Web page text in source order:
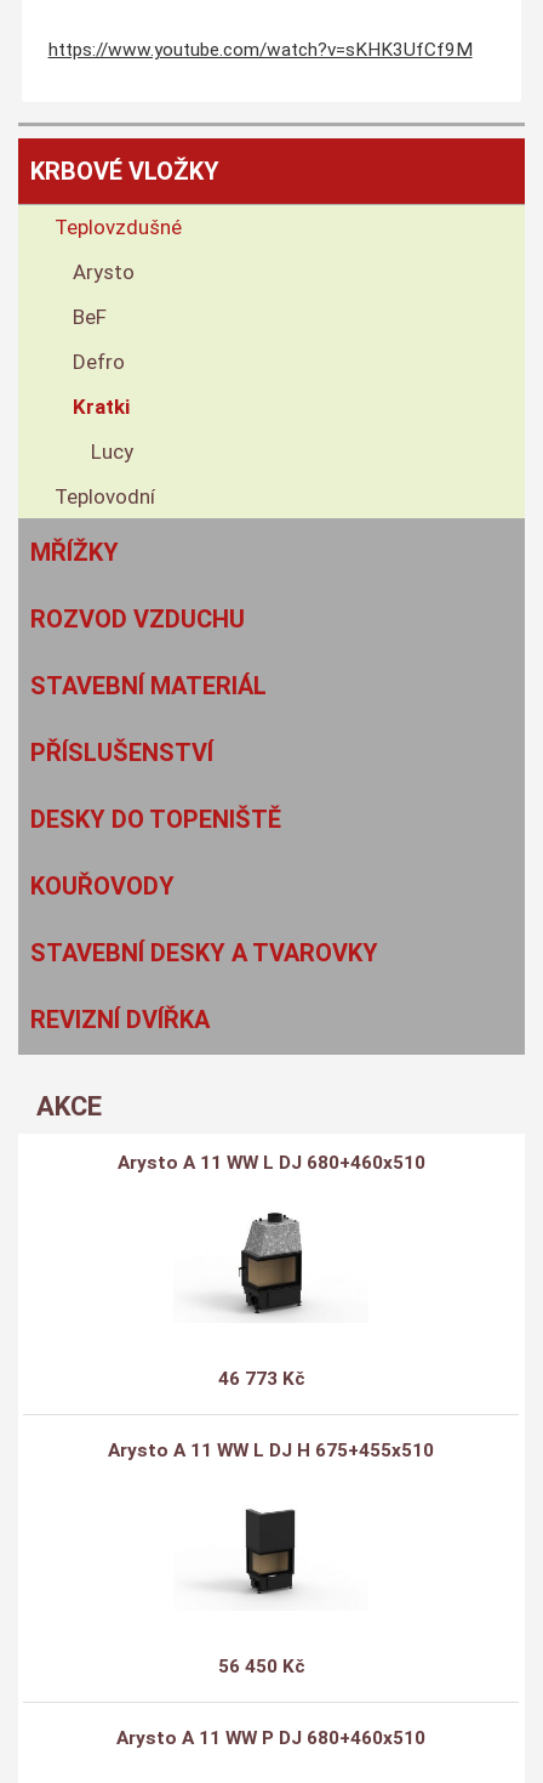
https://www.youtube.com/watch?v=sKHK3UfCf9M
KRBOVÉ VLOŽKY
Teplovzdušné
Arysto
BeF
Defro
Kratki
Lucy
Teplovodní
MŘÍŽKY
ROZVOD VZDUCHU
STAVEBNÍ MATERIÁL
PŘÍSLUŠENSTVÍ
DESKY DO TOPENIŠTĚ
KOUŘOVODY
STAVEBNÍ DESKY A TVAROVKY
REVIZNÍ DVÍŘKA
AKCE
Arysto A 11 WW L DJ 680+460x510
46 773 Kč
Arysto A 11 WW L DJ H 675+455x510
56 450 Kč
Arysto A 11 WW P DJ 680+460x510